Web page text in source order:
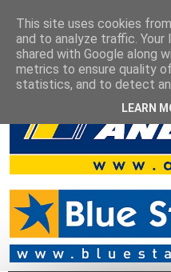
This site uses cookies
and to analyze traffic. Your
shared with Google along
metrics to ensure quality
statistics, and to detect
LEARN